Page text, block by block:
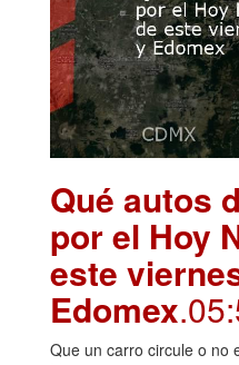
Qué autos
por el Hoy
este
Edomex
Que un carro circule o no